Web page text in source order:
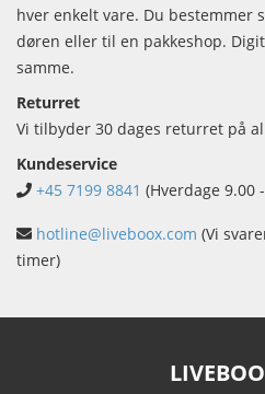
hver enkelt vare. Du bestemmer
døren eller til en pakkeshop.
samme.
Returret
Vi tilbyder 30 dages returret på
Kundeservice
+45 7199 8841 (Hverdage 9.00
hotline@liveboox.com (Vi
timer)